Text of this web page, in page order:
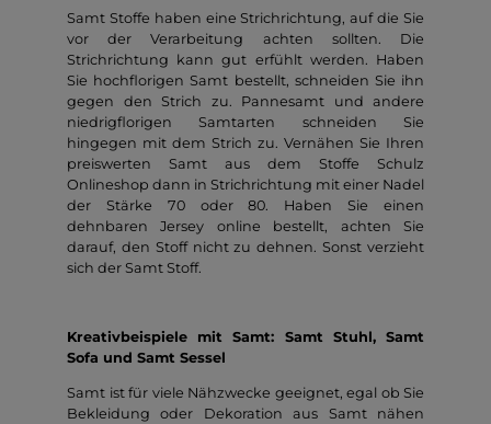
Samt Stoffe haben eine Strichrichtung, auf die Sie
vor der Verarbeitung achten sollten. Die
Strichrichtung kann gut erfühlt werden. Haben
Sie hochflorigen Samt bestellt, schneiden Sie ihn
gegen den Strich zu. Pannesamt und andere
niedrigflorigen Samtarten schneiden Sie
hingegen mit dem Strich zu. Vernähen Sie Ihren
preiswerten Samt aus dem Stoffe Schulz
Onlineshop dann in Strichrichtung mit einer Nadel
der Stärke 70 oder 80. Haben Sie einen
dehnbaren Jersey online bestellt, achten Sie
darauf, den Stoff nicht zu dehnen. Sonst verzieht
sich der Samt Stoff.
Kreativbeispiele mit Samt: Samt Stuhl, Samt
Sofa und Samt Sessel
Samt ist für viele Nähzwecke geeignet, egal ob Sie
Bekleidung oder Dekoration aus Samt nähen